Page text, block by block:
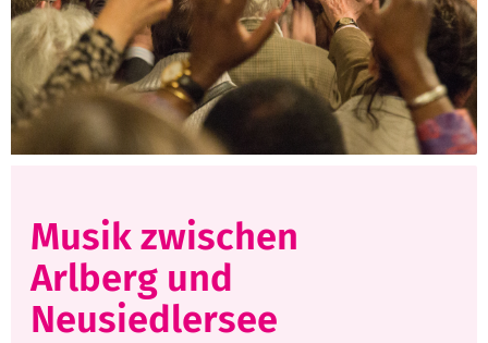
Musik zwischen
Arlberg und
Neusiedlersee